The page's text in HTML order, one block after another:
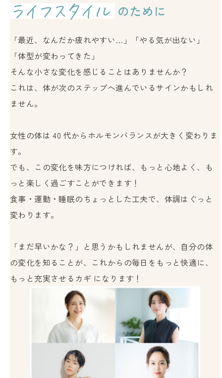
「最近、なんだか疲れやすい…」「やる気が出ない」
「体型が変わってきた」
そんな小さな変化を感じることはありませんか？
これは、体が次のステップへ進んでいるサインかもしれ
ません。
女性の体は 40 代からホルモンバランスが大きく変わりま
す。
でも、この変化を味方につければ、もっと心地よく、も
っと楽しく過ごすことができます！
食事・運動・睡眠のちょっとした工夫で、体調はぐっと
変わります。
「まだ早いかな？」と思うかもしれませんが、自分の体
の変化を知ることが、これからの毎日をもっと快適に、
もっと充実させるカギ になります！